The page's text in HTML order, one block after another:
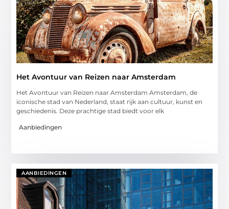
Het Avontuur van Reizen naar Amsterdam
Het Avontuur van Reizen naar Amsterdam Amsterdam, de
iconische stad van Nederland, staat rijk aan cultuur, kunst en
geschiedenis. Deze prachtige stad biedt voor elk
Aanbiedingen
AANBIEDINGEN